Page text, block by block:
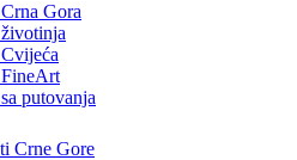
Gora
putovanja
Crne Gore